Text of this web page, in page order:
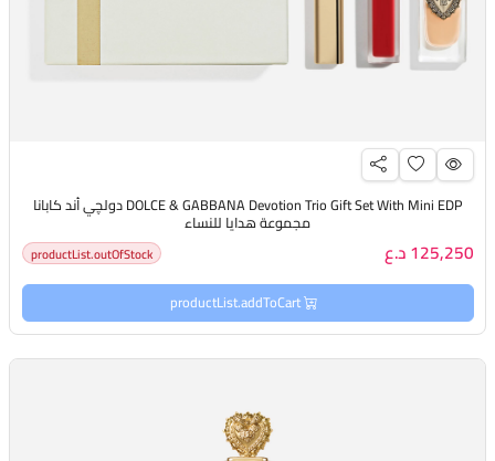
DOLCE & GABBANA Devotion Trio Gift Set With Mini EDP دولچي أند كابانا
مجموعة هدايا للنساء
125,250 د.ع productList.outOfStock
productList.addToCart